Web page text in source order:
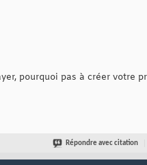
pourquoi pas à créer votre
Répondre avec citation